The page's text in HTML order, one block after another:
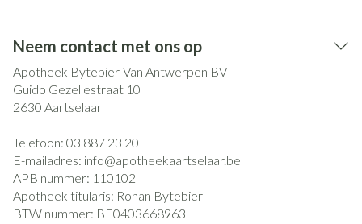
Neem contact met ons op
Apotheek Bytebier-Van Antwerpen BV
Guido Gezellestraat 10
2630 Aartselaar
Telefoon: 03 887 23 20
E-mailadres: info@apotheekaartselaar.be
APB nummer: 110102
Apotheek titularis: Ronan Bytebier
BTW nummer: BE0403668963